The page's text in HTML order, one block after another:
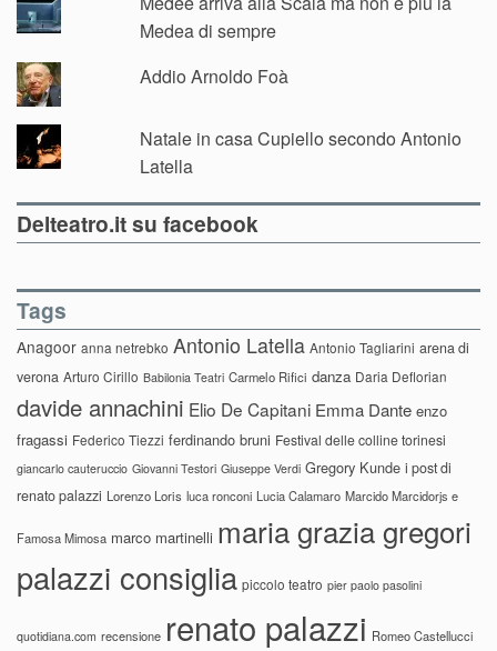
Medea di sempre
Addio Arnoldo Foà
Natale in casa Cupiello secondo Antonio
Latella
Delteatro.it su facebook
Tags
Anagoor anna netrebko Antonio Latella Antonio Tagliarini arena di
verona Arturo Cirillo Babilonia Teatri Carmelo Rifici danza Daria Deflorian
davide annachini Elio De Capitani Emma Dante enzo
fragassi Federico Tiezzi ferdinando bruni Festival delle colline torinesi
giancarlo cauteruccio Giovanni Testori Giuseppe Verdi Gregory Kunde i post di
renato palazzi Lorenzo Loris luca ronconi Lucia Calamaro Marcido Marcidorjs e
Famosa Mimosa marco martinelli maria grazia gregori
palazzi consiglia piccolo teatro pier paolo pasolini
quotidiana.com recensione renato palazzi Romeo Castellucci